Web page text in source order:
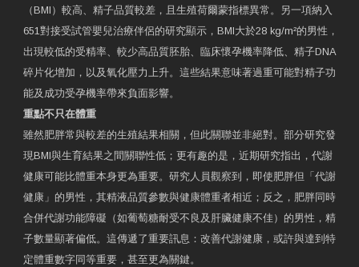
（BMI）較高、精子品質較差，且生殖荷爾蒙指標異常。另一項納入
651對接受試管嬰兒治療伴侶的研究顯示，BMI大於28 kg/m²的男性，
出現較低的受精率、較少高品質胚胎、臨床懷孕機率降低、精子DNA
碎片化增加，以及氧化壓力上升。這些結果意味著過重可能對精子功
能及成功受孕機率帶來負面影響。
重點不只在體重
雖然肥胖常與較差的生殖結果相關，但此關聯並非絕對。部分研究發
現BMI與生育結果之間關聯性低；更有趣的是，近期研究指出，代謝
健康可能比體重本身更為重要。研究人員觀察到，即使肥胖但「代謝
健康」的男性，其精液品質參數與健康體重者相近；反之，肥胖同時
合併代謝功能障礙（如葡萄糖耐受不良及肝臟健康不佳）的男性，精
子數量顯著偏低。這傳遞了重要訊息：改善代謝健康，或許與達到特
定體重數字同等重要，甚至更為關鍵。